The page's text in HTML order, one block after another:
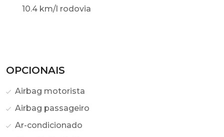
10.4 km/l rodovia
OPCIONAIS
Airbag motorista
Airbag passageiro
Ar-condicionado